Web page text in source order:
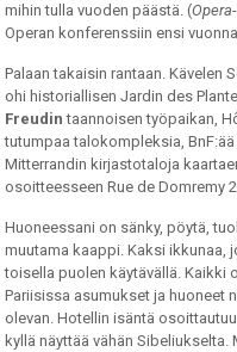
mihin tulla vuoden päästä. (Opera
Operan konferenssiin ensi
Palaan takaisin rantaan. Kävelen
ohi historiallisen Jardin des
Freudin taannoisen työpaikan,
tutumpaa talokompleksia,
Mitterrandin kirjastotaloja
osoitteesseen Rue de Domremy
Huoneessani on sänky, pöytä,
muutama kaappi. Kaksi ikkunaa,
toisella puolen käytävällä. Kaikki
Pariisissa asumukset ja huoneet
olevan. Hotellin isäntä osoittautuu
kyllä näyttää vähän